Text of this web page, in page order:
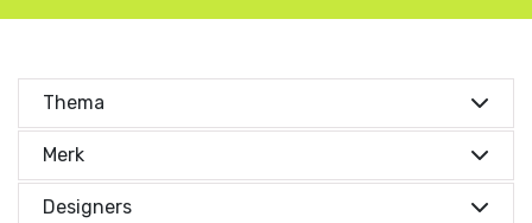
Thema
Merk
Designers